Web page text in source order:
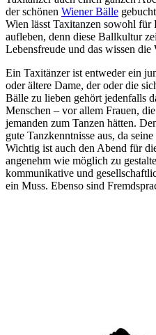
der schönen Wiener Bälle
Wien lässt Taxitanzen sowohl für
aufleben, denn diese Ballkultur
Lebensfreude und das wissen die
Ein Taxitänzer ist entweder ein
oder ältere Dame, der oder die
Bälle zu lieben gehört jedenfalls
Menschen – vor allem Frauen,
jemanden zum Tanzen hätten.
gute Tanzkenntnisse aus, da
Wichtig ist auch den Abend für
angenehm wie möglich zu
kommunikative und
ein Muss. Ebenso sind